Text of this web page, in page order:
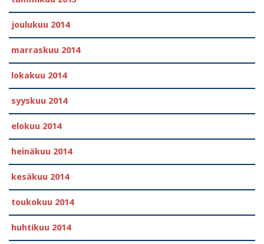
joulukuu 2014
marraskuu 2014
lokakuu 2014
syyskuu 2014
elokuu 2014
heinäkuu 2014
kesäkuu 2014
toukokuu 2014
huhtikuu 2014